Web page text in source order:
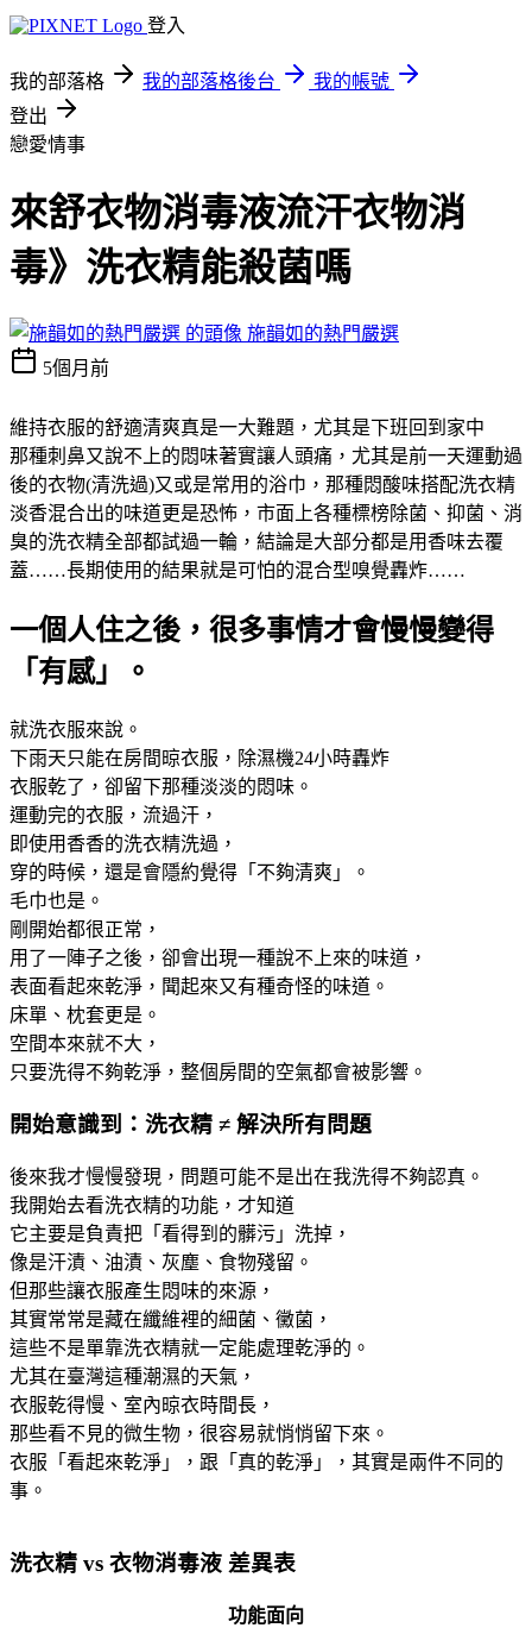
登入
我的部落格 我的部落格後台
我的帳號
登出
戀愛情事
來舒衣物消毒液流汗衣物消
毒》洗衣精能殺菌嗎
施韻如的熱門嚴選
5個月前
維持衣服的舒適清爽真是一大難題，尤其是下班回到家中
那種刺鼻又說不上的悶味著實讓人頭痛，尤其是前一天運動過
後的衣物(清洗過)又或是常用的浴巾，那種悶酸味搭配洗衣精
淡香混合出的味道更是恐怖，市面上各種標榜除菌、抑菌、消
臭的洗衣精全部都試過一輪，結論是大部分都是用香味去覆
蓋……長期使用的結果就是可怕的混合型嗅覺轟炸……
一個人住之後，很多事情才會慢慢變得
「有感」。
就洗衣服來說。
下雨天只能在房間晾衣服，除濕機24小時轟炸
衣服乾了，卻留下那種淡淡的悶味。
運動完的衣服，流過汗，
即使用香香的洗衣精洗過，
穿的時候，還是會隱約覺得「不夠清爽」。
毛巾也是。
剛開始都很正常，
用了一陣子之後，卻會出現一種說不上來的味道，
表面看起來乾淨，聞起來又有種奇怪的味道。
床單、枕套更是。
空間本來就不大，
只要洗得不夠乾淨，整個房間的空氣都會被影響。
開始意識到：洗衣精 ≠ 解決所有問題
後來我才慢慢發現，問題可能不是出在我洗得不夠認真。
我開始去看洗衣精的功能，才知道
它主要是負責把「看得到的髒污」洗掉，
像是汗漬、油漬、灰塵、食物殘留。
但那些讓衣服產生悶味的來源，
其實常常是藏在纖維裡的細菌、黴菌，
這些不是單靠洗衣精就一定能處理乾淨的。
尤其在臺灣這種潮濕的天氣，
衣服乾得慢、室內晾衣時間長，
那些看不見的微生物，很容易就悄悄留下來。
衣服「看起來乾淨」，跟「真的乾淨」，其實是兩件不同的
事。
洗衣精 vs 衣物消毒液 差異表
功能面向